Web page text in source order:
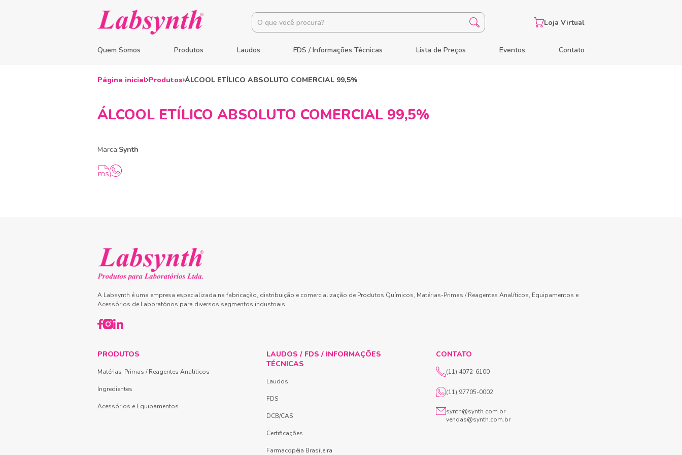
Quem Somos Produtos Laudos FDS / Informações Técnicas Lista de Preços Eventos Contato
Loja Virtual
Página inicial Produtos ÁLCOOL ETÍLICO ABSOLUTO COMERCIAL 99,5%
ÁLCOOL ETÍLICO ABSOLUTO COMERCIAL 99,5%
Marca:Synth
A Labsynth é uma empresa especializada na fabricação, distribuição e comercialização de Produtos Químicos, Matérias-Primas / Reagentes Analíticos, Equipamentos e
Acessórios de Laboratórios para diversos segmentos industriais.
PRODUTOS
Matérias-Primas / Reagentes Analíticos
Ingredientes
Acessórios e Equipamentos
LAUDOS / FDS / INFORMAÇÕES
TÉCNICAS
Laudos
FDS
DCB/CAS
Certificações
Farmacopéia Brasileira
CONTATO
(11) 4072-6100
(11) 97705-0002
synth@synth.com.br
vendas@synth.com.br